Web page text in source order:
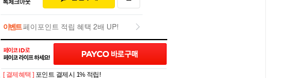
이벤트페이포인트 적립 혜택 2배 UP!
이벤트페이포인트 적립 혜택 2배 UP!
[ 결제혜택 ] 포인트 결제시 1% 적립!